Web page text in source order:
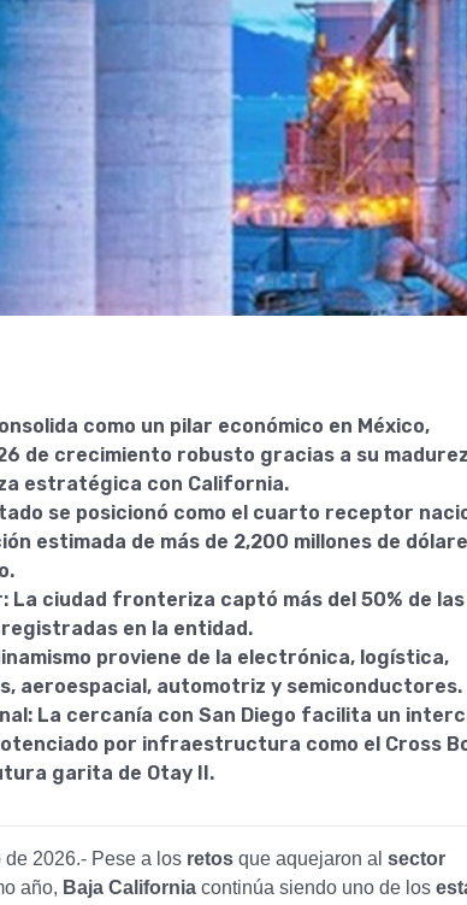
como un pilar económico en México,
de crecimiento robusto gracias a su madurez
estratégica con California.
se posicionó como el cuarto receptor
estimada de más de 2,200 millones de
La ciudad fronteriza captó más del 50% de las
en la entidad.
proviene de la electrónica, logística,
aeroespacial, automotriz y semiconductores.
La cercanía con San Diego facilita un
por infraestructura como el Cross
garita de Otay II.
2026.- Pese a los retos que aquejaron al sector
año, Baja California continúa siendo uno de los